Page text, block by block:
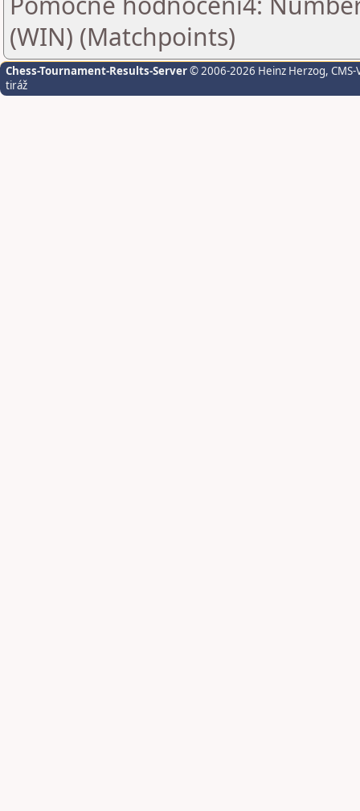
(WIN) (Matchpoints)
Chess-Tournament-Results-Server© 2006-2026 Heinz Herzog,
tiráž